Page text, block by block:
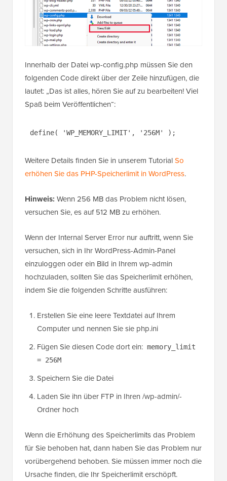
Innerhalb der Datei wp-config.php müssen Sie den
folgenden Code direkt über der Zeile hinzufügen, die
lautet: „Das ist alles, hören Sie auf zu bearbeiten! Viel
Spaß beim Veröffentlichen“:
define( 'WP_MEMORY_LIMIT', '256M' );
Weitere Details finden Sie in unserem TutorialSo
erhöhen Sie das PHP-Speicherlimit in WordPress.
Hinweis: Wenn 256 MB das Problem nicht lösen,
versuchen Sie, es auf 512 MB zu erhöhen.
Wenn der Internal Server Error nur auftritt, wenn Sie
versuchen, sich in Ihr WordPress-Admin-Panel
einzuloggen oder ein Bild in Ihrem wp-admin
hochzuladen, sollten Sie das Speicherlimit erhöhen,
indem Sie die folgenden Schritte ausführen:
Erstellen Sie eine leere Textdatei auf Ihrem
Computer und nennen Sie sie php.ini
Fügen Sie diesen Code dort ein: memory_limit
= 256M
Speichern Sie die Datei
Laden Sie ihn über FTP in Ihren /wp-admin/-
Ordner hoch
Wenn die Erhöhung des Speicherlimits das Problem
für Sie behoben hat, dann haben Sie das Problem nur
vorübergehend behoben. Sie müssen immer noch die
Ursache finden, die Ihr Speicherlimit erschöpft.